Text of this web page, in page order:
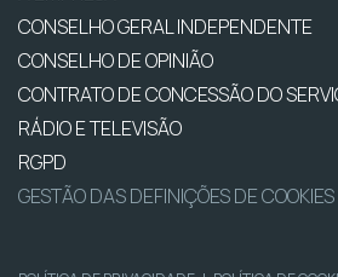
CONSELHO GERAL INDEPENDENTE
CONSELHO DE OPINIÃO
CONTRATO DE CONCESSÃO DO
RÁDIO E TELEVISÃO
RGPD
GESTÃO DAS DEFINIÇÕES DE COOKIES